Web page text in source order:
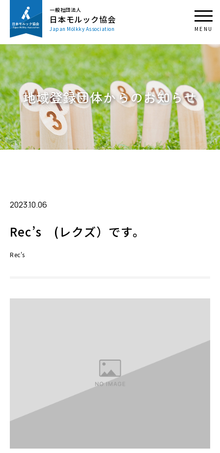
一般社団法人
日本モルック協会
Japan Mölkky Association
地域登録団体からのお知らせ
2023.10.06
Rec’s (レクズ）です。
Rec's